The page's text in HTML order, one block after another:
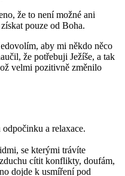
že to není možné ani
pouze od Boha.
aby mi někdo něco
že potřebuji Ježíše, a tak
velmi pozitivně změnilo
a relaxace.
se kterými trávíte
cítit konflikty, doufám,
dojde k usmíření pod